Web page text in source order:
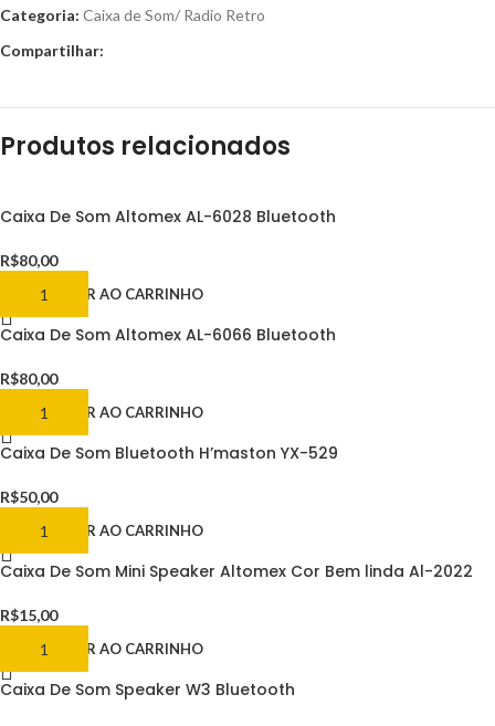
Categoria: Caixa de Som/ Radio Retro
Compartilhar:
Produtos relacionados
Caixa De Som Altomex AL-6028 Bluetooth
R$80,00
ADICIONAR AO CARRINHO
Caixa De Som Altomex AL-6066 Bluetooth
R$80,00
ADICIONAR AO CARRINHO
Caixa De Som Bluetooth H’maston YX-529
R$50,00
ADICIONAR AO CARRINHO
Caixa De Som Mini Speaker Altomex Cor Bem linda Al-2022
R$15,00
ADICIONAR AO CARRINHO
Caixa De Som Speaker W3 Bluetooth